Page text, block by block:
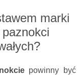
marki
powinny być